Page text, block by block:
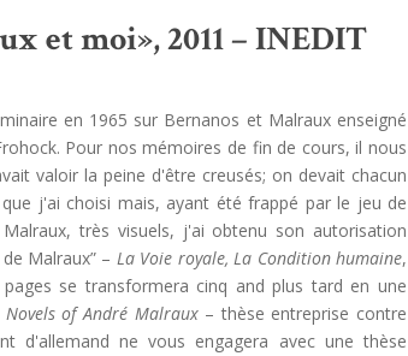
et moi», 2011 – INEDIT
en 1965 sur Bernanos et Malraux enseigné
Pour nos mémoires de fin de cours, il nous
valoir la peine d'être creusés; on devait chacun
j'ai choisi mais, ayant été frappé par le jeu de
très visuels, j'ai obtenu son autorisation
Malraux” – La Voie royale, La Condition humaine,
se transformera cinq and plus tard en une
of André Malraux– thèse entreprise contre
d'allemand ne vous engagera avec une thèse